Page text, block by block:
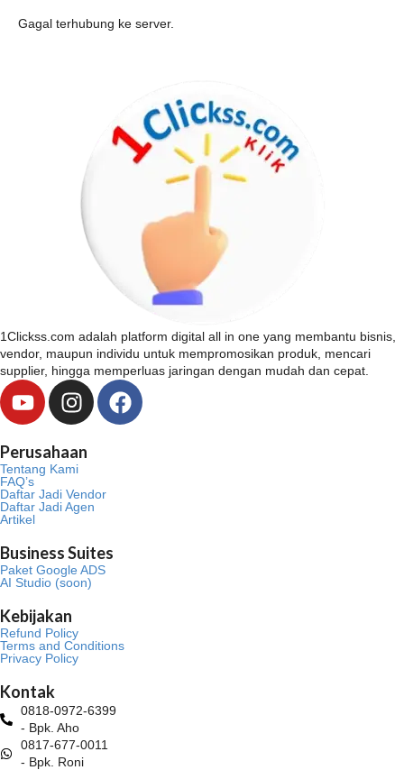
Gagal terhubung ke server.
1Clickss.com adalah platform digital all in one yang membantu bisnis,
vendor, maupun individu untuk mempromosikan produk, mencari
supplier, hingga memperluas jaringan dengan mudah dan cepat.
Y
o
t
u
b
e
I
n
t
a
g
a
m
F
a
Perusahaan
Tentang Kami
FAQ’s
Daftar Jadi Vendor
Daftar Jadi Agen
Artikel
Business Suites
Paket Google ADS
AI Studio (soon)
Kebijakan
Refund Policy
Terms and Conditions
Privacy Policy
Kontak
0818-0972-6399
- Bpk. Aho
0817-677-0011
- Bpk. Roni